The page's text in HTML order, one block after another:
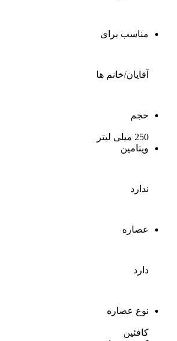
مناسب برای
آقایان/خانم ها
حجم
250 میلی لیتر
ویتامین
ندارد
عصاره
دارد
نوع عصاره
کافئین